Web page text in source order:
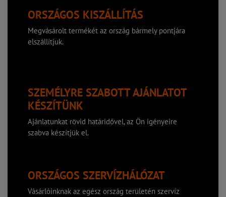
ORSZÁGOS KISZÁLLÍTÁS
Megvásárolt termékét az ország bármely pontjára
elszállítjuk.
SZEMÉLYRE SZABOTT AJÁNLATOT
KÉSZÍTÜNK
Ajánlatunkat rövid határidővel, az Ön igényeire
szabva készítjük el.
ORSZÁGOS SZERVÍZHÁLÓZAT
Vásárlóinknak az egész ország területén szervíz